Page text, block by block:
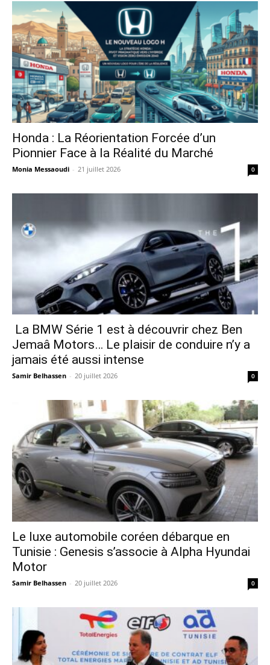
Honda : La Réorientation Forcée d’un
Pionnier Face à la Réalité du Marché
Monia Messaoudi - 21 juillet 2026 0
La BMW Série 1 est à découvrir chez Ben
Jemaâ Motors… Le plaisir de conduire n’y a
jamais été aussi intense
Samir Belhassen - 20 juillet 2026 0
Le luxe automobile coréen débarque en
Tunisie : Genesis s’associe à Alpha Hyundai
Motor
Samir Belhassen - 20 juillet 2026 0